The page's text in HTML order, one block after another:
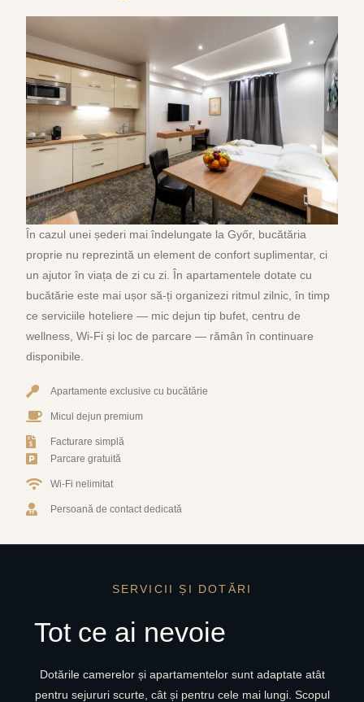
În cazul unei șederi mai îndelungate la Győr, bucătăria
proprie nu reprezintă un element de confort suplimentar, ci
un ajutor în viața de zi cu zi. În apartamentele dotate cu
bucătărie este mai ușor să-ți organizezi ritmul zilnic, în timp
ce serviciile hoteliere — mic dejun tip bufet, centru de
wellness, Wi-Fi și loc de parcare — rămân în continuare
disponibile.
Apartamente exclusive cu bucătărie
Micul dejun premium
Facturare simplă
Parcare gratuită
Wi-Fi nelimitat
Persoană de contact dedicată
SERVICII ȘI DOTĂRI
Tot ce ai nevoie
Dotările camerelor și apartamentelor sunt adaptate atât
pentru sejururi scurte, cât și pentru cele mai lungi. Scopul